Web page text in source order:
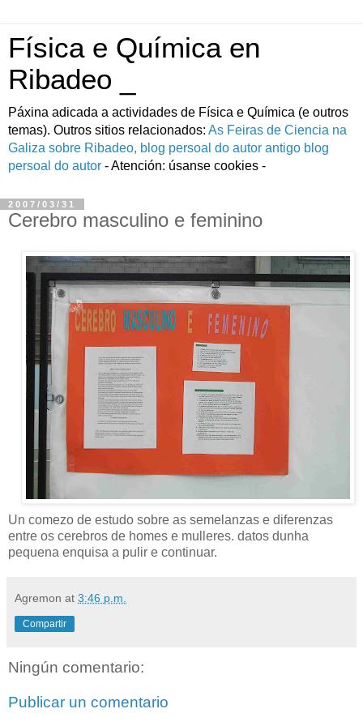
Física e Química en
Ribadeo _
Páxina adicada a actividades de Fí­sica e Quí­mica (e outros
temas). Outros sitios relacionados: As Feiras de Ciencia na
Galiza sobre Ribadeo, blog persoal do autor antigo blog
persoal do autor - Atención: úsanse cookies -
2007/03/31
Cerebro masculino e feminino
Un comezo de estudo sobre as semelanzas e diferenzas
entre os cerebros de homes e mulleres. datos dunha
pequena enquisa a pulir e continuar.
Agremon at 3:46 p.m.
Compartir
Ningún comentario:
Publicar un comentario